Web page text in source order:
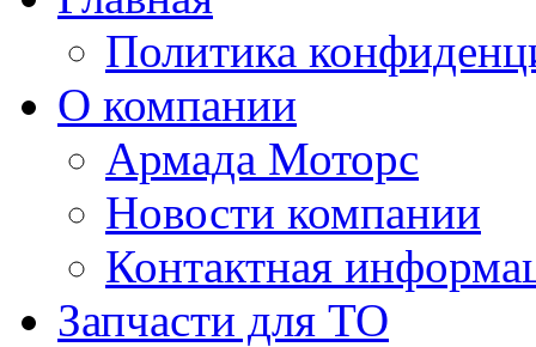
Политика
О компании
Армада Моторс
Новости компании
Контактная
Запчасти для ТО